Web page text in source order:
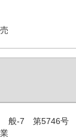
般-7 第5746号